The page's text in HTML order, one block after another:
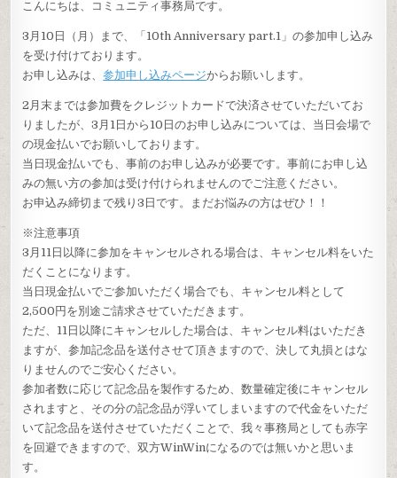
こんにちは、コミュニティ事務局です。
3月10日（月）まで、「10th Anniversary part.1」の参加申し込み
を受け付けております。
お申し込みは、参加申し込みページからお願いします。
2月末までは参加費をクレジットカードで決済させていただいてお
りましたが、3月1日から10日のお申し込みについては、当日会場で
の現金払いでお願いしております。
当日現金払いでも、事前のお申し込みが必要です。事前にお申し込
みの無い方の参加は受け付けられませんのでご注意ください。
お申込み締切まで残り3日です。まだお悩みの方はぜひ！！
※注意事項
3月11日以降に参加をキャンセルされる場合は、キャンセル料をいた
だくことになります。
当日現金払いでご参加いただく場合でも、キャンセル料として
2,500円を別途ご請求させていただきます。
ただ、11日以降にキャンセルした場合は、キャンセル料はいただき
ますが、参加記念品を送付させて頂きますので、決して丸損とはな
りませんのでご安心ください。
参加者数に応じて記念品を製作するため、数量確定後にキャンセル
されますと、その分の記念品が浮いてしまいますので代金をいただ
いて記念品を送付させていただくことで、我々事務局としても赤字
を回避できますので、双方WinWinになるのでは無いかと思いま
す。